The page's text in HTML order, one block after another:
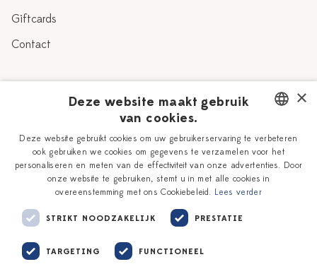
Giftcards
Contact
Verhaal
Onze plateelschilders
Delfts Blauw
Workshops
Vacatures
Zakelijk
DUTCH
ENGLISH
×
Deze website maakt gebruik
van cookies.
Deze website gebruikt cookies om uw gebruikerservaring te verbeteren
ook gebruiken we cookies om gegevens te verzamelen voor het
personaliseren en meten van de effectiviteit van onze advertenties. Door
onze website te gebruiken, stemt u in met alle cookies in
overeenstemming met ons Cookiebeleid. Lees verder
STRIKT NOODZAKELIJK PRESTATIE
TARGETING FUNCTIONEEL